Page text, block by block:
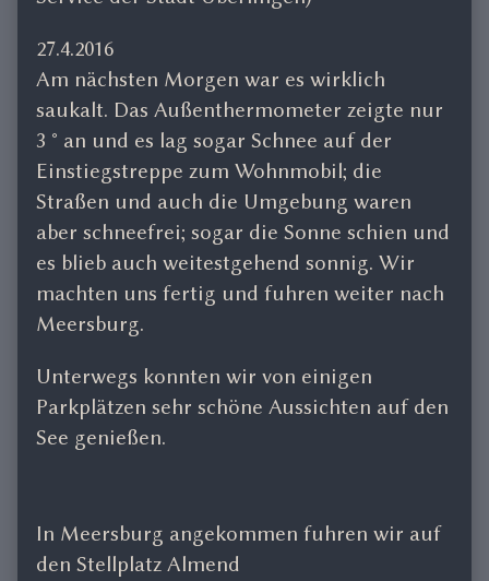
27.4.2016
Am nächsten Morgen war es wirklich
saukalt. Das Außenthermometer zeigte nur
3 ° an und es lag sogar Schnee auf der
Einstiegstreppe zum Wohnmobil; die
Straßen und auch die Umgebung waren
aber schneefrei; sogar die Sonne schien und
es blieb auch weitestgehend sonnig. Wir
machten uns fertig und fuhren weiter nach
Meersburg.
Unterwegs konnten wir von einigen
Parkplätzen sehr schöne Aussichten auf den
See genießen.
In Meersburg angekommen fuhren wir auf
den Stellplatz Almend